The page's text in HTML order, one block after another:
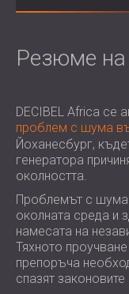
ХОТЕЛИ
ЗАЛИ
УЧЕБНИ
ЗДРАВНИЯ
РЕШЕНИЯ
СЕКТОР
РЕШЕНИЯ
РОССИЯ
Резюме на
DECIBEL Africa се
проблем с шума
Йоханесбург,
генератора
околността.
Проблемът с шума
околната среда и
намесата на
Тяхното
препоръча
спазят